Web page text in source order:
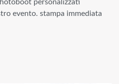
personalizzati
evento. stampa immediata